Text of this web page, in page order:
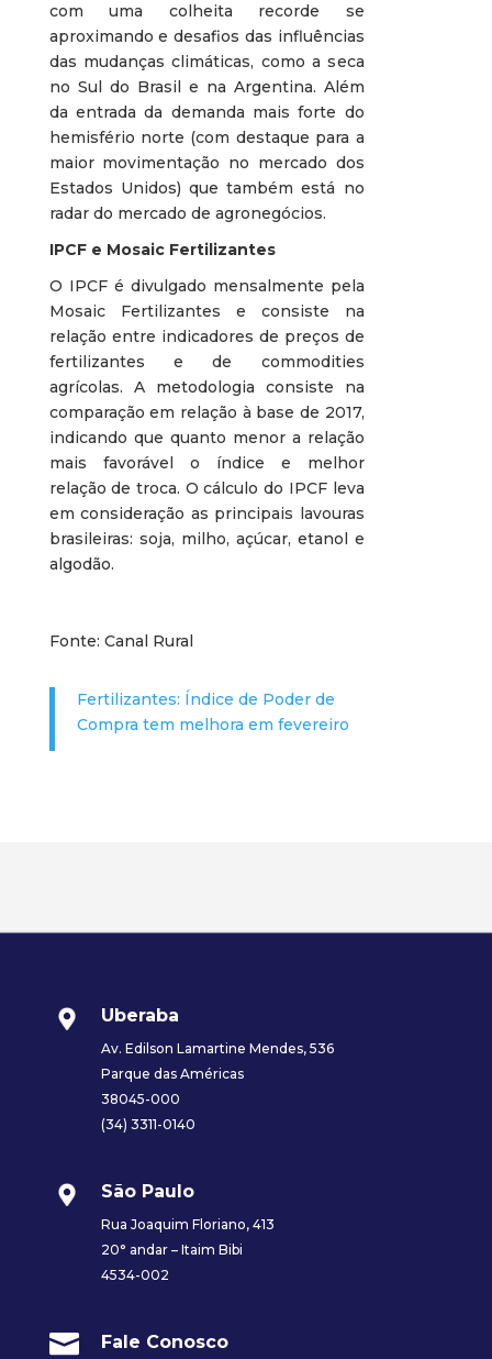
com uma colheita recorde se
aproximando e desafios das influências
das mudanças climáticas, como a seca
no Sul do Brasil e na Argentina. Além
da entrada da demanda mais forte do
hemisfério norte (com destaque para a
maior movimentação no mercado dos
Estados Unidos) que também está no
radar do mercado de agronegócios.
IPCF e Mosaic Fertilizantes
O IPCF é divulgado mensalmente pela
Mosaic Fertilizantes e consiste na
relação entre indicadores de preços de
fertilizantes e de commodities
agrícolas. A metodologia consiste na
comparação em relação à base de 2017,
indicando que quanto menor a relação
mais favorável o índice e melhor
relação de troca. O cálculo do IPCF leva
em consideração as principais lavouras
brasileiras: soja, milho, açúcar, etanol e
algodão.
Fonte: Canal Rural
Fertilizantes: Índice de Poder de
Compra tem melhora em fevereiro
Uberaba
Av. Edilson Lamartine Mendes, 536
Parque das Américas
38045-000
(34) 3311-0140
São Paulo
Rua Joaquim Floriano, 413
20° andar – Itaim Bibi
4534-002
 Fale Conosco